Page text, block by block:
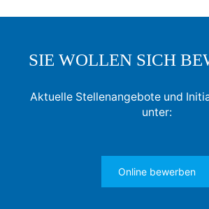
SIE WOLLEN SICH
Aktuelle Stellenangebote und
unter:
Online bewerben